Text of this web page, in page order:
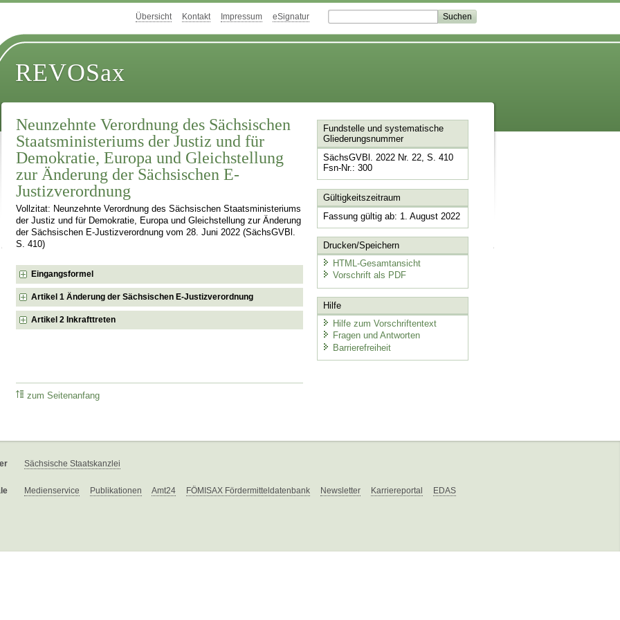
Übersicht Kontakt Impressum eSignatur
REVOSax
Neunzehnte Verordnung des Sächsischen
Staatsministeriums der Justiz und für
Demokratie, Europa und Gleichstellung
zur Änderung der Sächsischen E-
Justizverordnung
Vollzitat: Neunzehnte Verordnung des Sächsischen Staatsministeriums
der Justiz und für Demokratie, Europa und Gleichstellung zur Änderung
der Sächsischen E-Justizverordnung vom 28. Juni 2022 (SächsGVBl.
S. 410)
Eingangsformel
Artikel 1 Änderung der Sächsischen E-Justizverordnung
Artikel 2 Inkrafttreten
zum Seitenanfang
Fundstelle und systematische
Gliederungsnummer
SächsGVBl. 2022 Nr. 22, S. 410
Fsn-Nr.: 300
Gültigkeitszeitraum
Fassung gültig ab: 1. August 2022
Drucken/Speichern
HTML-Gesamtansicht
Vorschrift als PDF
Hilfe
Hilfe zum Vorschriftentext
Fragen und Antworten
Barrierefreiheit
Sächsische Staatskanzlei
Medienservice Publikationen Amt24 FÖMISAX Fördermitteldatenbank Newsletter Karriereportal EDAS